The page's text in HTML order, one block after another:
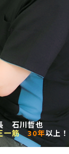
す
石川哲也
一筋
30年以上！